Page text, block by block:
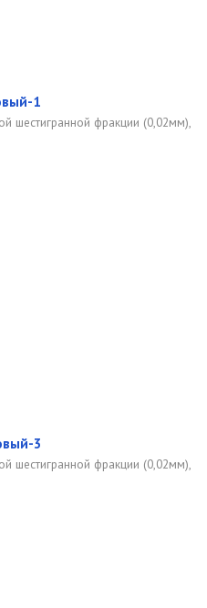
1
шестигранной фракции (0,02мм),
3
шестигранной фракции (0,02мм),